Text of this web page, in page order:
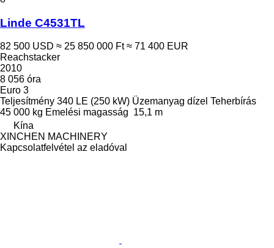
Linde C4531TL
82 500 USD ≈ 25 850 000 Ft ≈ 71 400 EUR
Reachstacker
2010
8 056 óra
Euro 3
Teljesítmény 340 LE (250 kW) Üzemanyag dízel Teherbírás
45 000 kg Emelési magasság 15,1 m
Kína
XINCHEN MACHINERY
Kapcsolatfelvétel az eladóval